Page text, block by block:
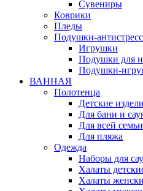
Сувениры
Коврики
Пледы
Подушки-антистресс
Игрушки
Подушки для
Подушки-
ВАННАЯ
Полотенца
Детские
Для бани и
Для всей семьи
Для пляжа
Одежда
Наборы для
Халаты
Халаты